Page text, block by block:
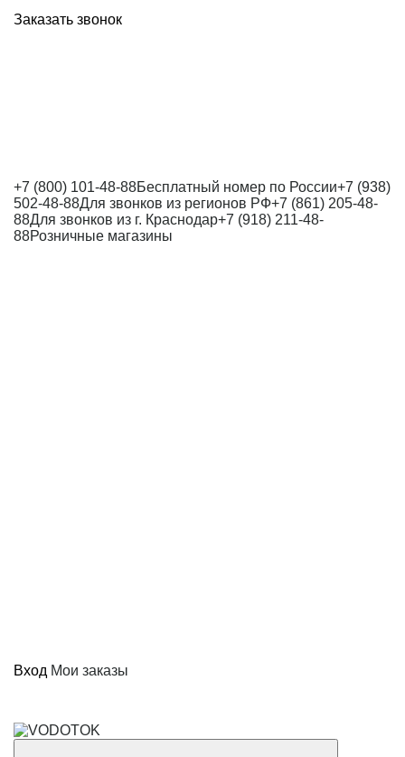
Заказать звонок
+7 (800) 101-48-88Бесплатный номер по России+7 (938)
502-48-88Для звонков из регионов РФ+7 (861) 205-48-
88Для звонков из г. Краснодар+7 (918) 211-48-
88Розничные магазины
Вход Мои заказы